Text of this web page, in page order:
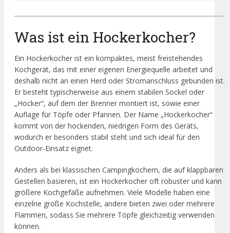
Was ist ein Hockerkocher?
Ein Hockerkocher ist ein kompaktes, meist freistehendes
Kochgerät, das mit einer eigenen Energiequelle arbeitet und
deshalb nicht an einen Herd oder Stromanschluss gebunden ist.
Er besteht typischerweise aus einem stabilen Sockel oder
„Hocker“, auf dem der Brenner montiert ist, sowie einer
Auflage für Töpfe oder Pfannen. Der Name „Hockerkocher“
kommt von der hockenden, niedrigen Form des Geräts,
wodurch er besonders stabil steht und sich ideal für den
Outdoor‑Einsatz eignet.
Anders als bei klassischen Campingkochern, die auf klappbaren
Gestellen basieren, ist ein Hockerkocher oft robuster und kann
größere Kochgefäße aufnehmen. Viele Modelle haben eine
einzelne große Kochstelle, andere bieten zwei oder mehrere
Flammen, sodass Sie mehrere Töpfe gleichzeitig verwenden
können.